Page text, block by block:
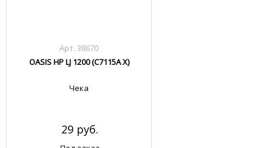
Арт. 38670
OASIS HP LJ 1200 (C7115A X)
Чека
29 руб.